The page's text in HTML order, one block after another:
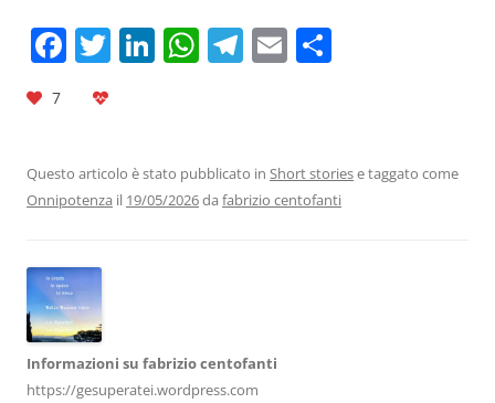
F
b
o
o
k
T Li
dI
n
W
A
p
T
a
m
E
vi
di
7
Questo articolo è stato pubblicato in Short storiese taggato come
Onnipotenza il 19/05/2026da fabrizio centofanti
Informazioni su fabrizio centofanti
https://gesuperatei.wordpress.com